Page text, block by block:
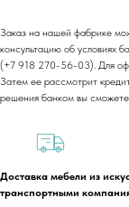
Заказ на нашей фабрике
консультацию об условиях
(+7 918 270-56-03). Для
Затем ее рассмотрит
решения банком вы сможете
Доставка мебели из
транспортными
О компании
Cогласие на
Договор оферты
Портфолио